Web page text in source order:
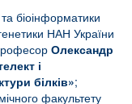
та біоінформатики
НАН України
Олександр
і
білків»;
факультету